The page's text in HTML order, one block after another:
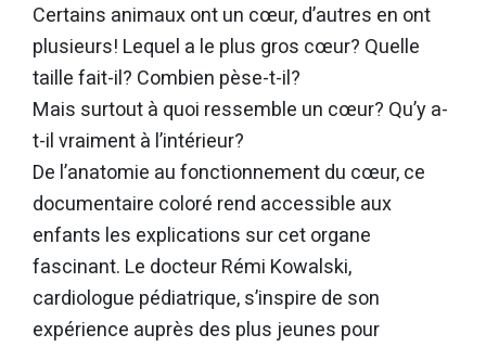
Certains animaux ont un cœur, d’autres en ont
plusieurs! Lequel a le plus gros cœur? Quelle
taille fait-il? Combien pèse-t-il?
Mais surtout à quoi ressemble un cœur? Qu’y a-
t-il vraiment à l’intérieur?
De l’anatomie au fonctionnement du cœur, ce
documentaire coloré rend accessible aux
enfants les explications sur cet organe
fascinant. Le docteur Rémi Kowalski,
cardiologue pédiatrique, s’inspire de son
expérience auprès des plus jeunes pour